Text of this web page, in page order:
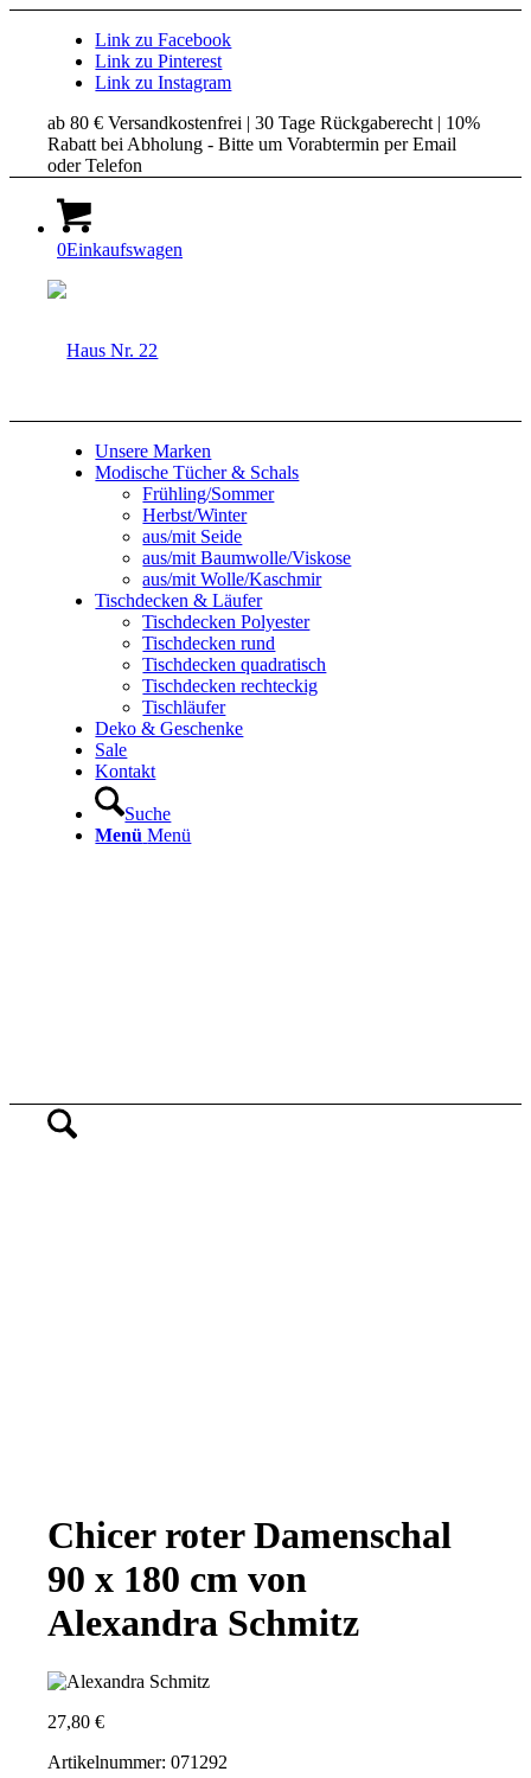
Link zu Facebook
Link zu Pinterest
Link zu Instagram
ab 80 € Versandkostenfrei | 30 Tage Rückgaberecht | 10%
Rabatt bei Abholung - Bitte um Vorabtermin per Email
oder Telefon
0Einkaufswagen
Unsere Marken
Modische Tücher & Schals
Frühling/Sommer
Herbst/Winter
aus/mit Seide
aus/mit Baumwolle/Viskose
aus/mit Wolle/Kaschmir
Tischdecken & Läufer
Tischdecken Polyester
Tischdecken rund
Tischdecken quadratisch
Tischdecken rechteckig
Tischläufer
Deko & Geschenke
Sale
Kontakt
Suche
Menü Menü
Chicer roter Damenschal
90 x 180 cm von
Alexandra Schmitz
27,80€
Artikelnummer: 071292